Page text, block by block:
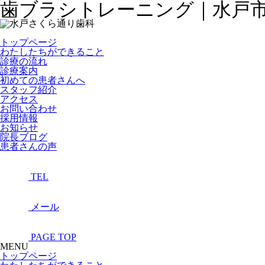
歯ブラシトレーニング｜水戸
トップページ
わたしたちができること
診療の流れ
診療案内
初めての患者さんへ
スタッフ紹介
アクセス
お問い合わせ
採用情報
お知らせ
院長ブログ
患者さんの声
TEL
メール
PAGE TOP
MENU
トップページ